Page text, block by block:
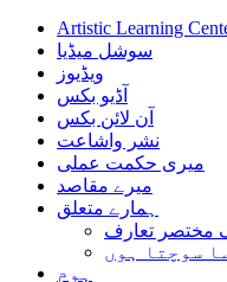
Artistic Learning
سوشل میڈیا
ویڈیوز
آڈیو بکس
آن لائن بکس
نشر واشاعت
میری حکمت عملی
میرے مقاصد
ہمارے متعلق
مختصر تعارف
سوچتا ہوں
ہوم